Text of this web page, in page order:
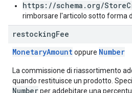
https://schema.org/
rimborsare l'articolo sotto forma
restockingFee
MonetaryAmountoppure Number
La commissione di riassortimento
quando restituisce un prodotto.
Numberper addebitare una